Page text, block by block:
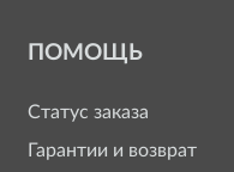
ПОМОЩЬ
Статус заказа
Гарантии и возврат